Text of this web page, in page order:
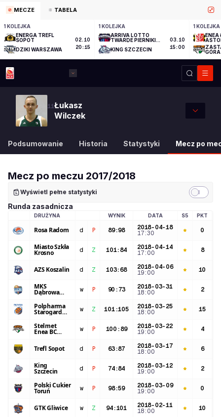
MECZE TABELA
1 KOLEJKA
ENERGA TREFL
SOPOT
DZIKI WARSZAWA
02.10
20:15
1 KOLEJKA
ARRIVA LOTTO
TWARDE PIERNIKI
KING SZCZECIN
03.10
15:00
1 KOLEJKA
ENEA
GÓRA
11Łukasz
Wilczek
Podsumowanie Historia Statystyki Mecz po
Mecz po meczu 2017/2018
Wyświetl pełne statystyki
Runda zasadnicza
LOGO DRUŻYNY
DRUŻYNA WYNIK DATA S5 PKT
Rosa Radom d P 89:98
2018-04-18
17:30
0
Miasto Szkła
Krosno d Z 101: 84
2018-04-14
17:00
8
AZS Koszalin d Z 103: 68
2018-04-06
19:00
10
MKS
Dąbrowa
Górnicza
w P 90 : 73
2018-03-31
18:00
2
Polpharma
Starogard
Gdański
w Z 101:105
2018-03-25
18:00
15
Stelmet
Enea BC w P 100 : 89
2018-03-22
19:00
4
Trefl Sopot d P 63:87
2018-03-17
18:00
6
King
Szczecin d P 74:84
2018-03-12
19:00
2
Polski Cukier
Toruń w P 98:59
2018-03-09
19:00
0
GTK Gliwice w Z 94:101
2018-02-11
18:00
10